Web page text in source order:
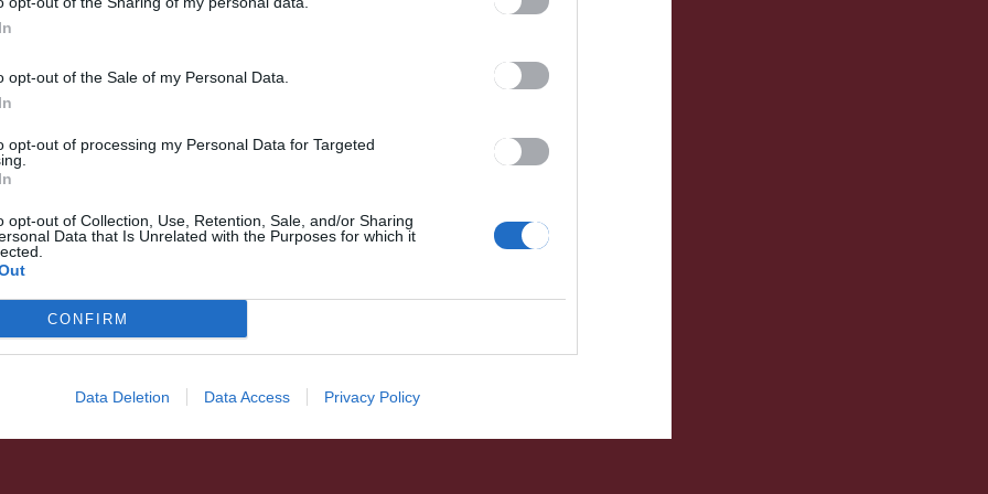
opt-out of the Sale of my Personal Data.
opt-out of processing my Personal Data for Targeted
opt-out of Collection, Use, Retention, Sale, and/or Sharing
Data that Is Unrelated with the Purposes for which it
CONFIRM
Data Deletion Data Access Privacy Policy
GYERGYÓSZÉK,HÍRLISTA
lesznek Gyergyószéken is a